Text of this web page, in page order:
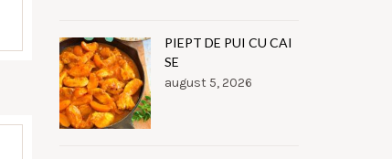
PIEPT DE PUI CU CAI
SE
august 5, 2026